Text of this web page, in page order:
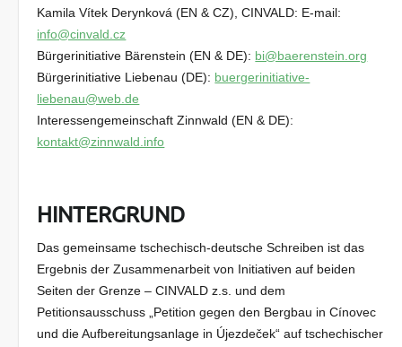
Kamila Vítek Derynková (EN & CZ), CINVALD: E-mail:
info@cinvald.cz
Bürgerinitiative Bärenstein (EN & DE): bi@baerenstein.org
Bürgerinitiative Liebenau (DE): buergerinitiative-
liebenau@web.de
Interessengemeinschaft Zinnwald (EN & DE):
kontakt@zinnwald.info
HINTERGRUND
Das gemeinsame tschechisch-deutsche Schreiben ist das
Ergebnis der Zusammenarbeit von Initiativen auf beiden
Seiten der Grenze – CINVALD z.s. und dem
Petitionsausschuss „Petition gegen den Bergbau in Cínovec
und die Aufbereitungsanlage in Újezdeček“ auf tschechischer